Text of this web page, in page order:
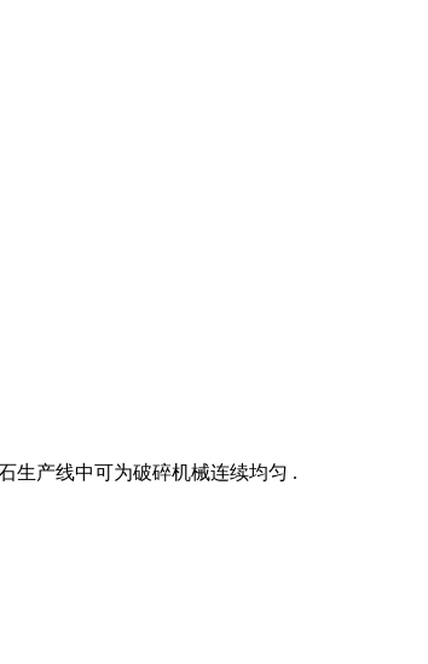
生产线中可为破碎机械连续均匀 .